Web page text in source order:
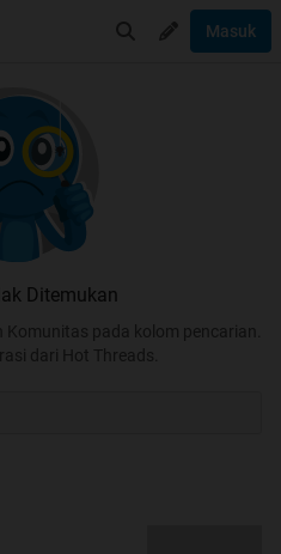
Masuk
Ditemukan
pada kolom pencarian.
dari Hot Threads.